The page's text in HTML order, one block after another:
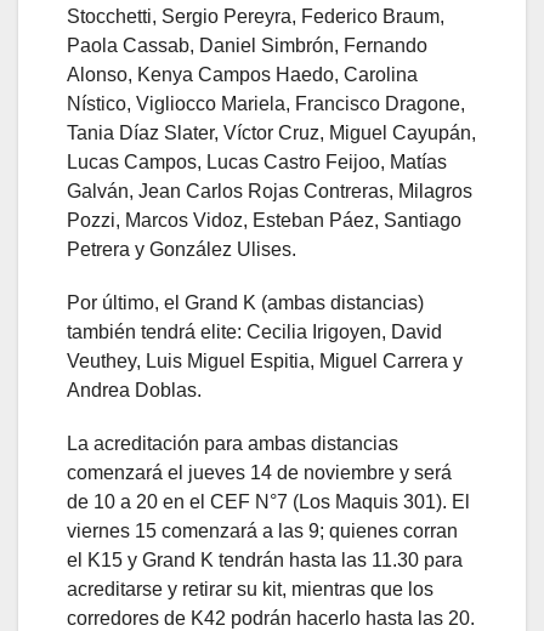
Stocchetti, Sergio Pereyra, Federico Braum,
Paola Cassab, Daniel Simbrón, Fernando
Alonso, Kenya Campos Haedo, Carolina
Nístico, Vigliocco Mariela, Francisco Dragone,
Tania Díaz Slater, Víctor Cruz, Miguel Cayupán,
Lucas Campos, Lucas Castro Feijoo, Matías
Galván, Jean Carlos Rojas Contreras, Milagros
Pozzi, Marcos Vidoz, Esteban Páez, Santiago
Petrera y González Ulises.
Por último, el Grand K (ambas distancias)
también tendrá elite: Cecilia Irigoyen, David
Veuthey, Luis Miguel Espitia, Miguel Carrera y
Andrea Doblas.
La acreditación para ambas distancias
comenzará el jueves 14 de noviembre y será
de 10 a 20 en el CEF N°7 (Los Maquis 301). El
viernes 15 comenzará a las 9; quienes corran
el K15 y Grand K tendrán hasta las 11.30 para
acreditarse y retirar su kit, mientras que los
corredores de K42 podrán hacerlo hasta las 20.